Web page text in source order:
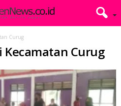
Curug
Kecamatan Curug